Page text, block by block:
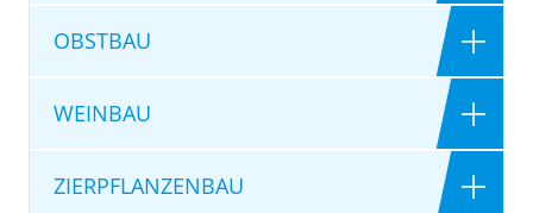
OBSTBAU
WEINBAU
ZIERPFLANZENBAU